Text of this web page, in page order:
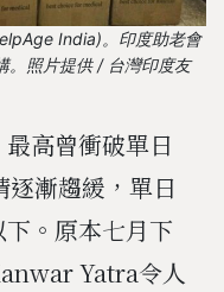
India)。印度助老會
。照片提供 / 台灣印度友
高曾衝破單日
漸趨緩，單日
。原本七月下
Yatra令人